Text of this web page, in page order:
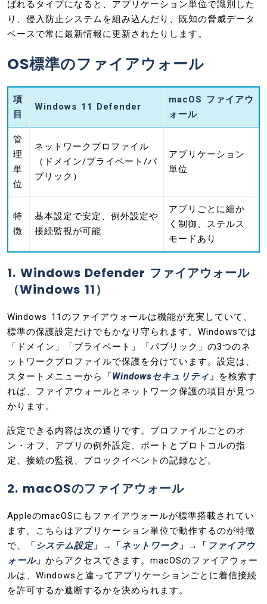
ばれるタイプになると、アプリケーション単位で識別した
り、侵入防止システムを組み込んだり、既知の脅威データ
ベースで常に最新情報に更新されたりします。
OS標準のファイアウォール
項
目
Windows 11 Defender
macOS ファイアウ
ォール
管
理
単
位
ネットワークプロファイル
（ドメイン/プライベート/パ
ブリック）
アプリケーション
単位
特
徴
基本設定で安定、例外設定や
接続監視が可能
アプリごとに細か
く制御、ステルス
モードあり
1. Windows Defender ファイアウォール
（Windows 11）
Windows 11のファイアウォールは機能が充実していて、
標準の保護設定だけでもかなり守られます。Windowsでは
「ドメイン」「プライベート」「パブリック」の3つのネ
ットワークプロファイルで保護を分けています。設定は、
スタートメニューから
「Windowsセキュリティ 」
を検索す
れば、ファイアウォールとネットワーク保護の項目が見つ
かります。
設定できる内容は次の通りです。プロファイルごとのオ
ン・オフ、アプリの例外設定、ポートとプロトコルの指
定、接続の監視、ブロックイベントの記録など。
2. macOSのファイアウォール
AppleのmacOSにもファイアウォールが標準搭載されてい
ます。こちらはアプリケーション単位で動作するのが特徴
で、
「 システム設定」→「ネットワーク 」→「 ファイアウ
ォール」 からアクセスできます。macOSのファイアウォー
ルは、Windowsと違ってアプリケーションごとに着信接続
を許可するか遮断するかを決められます。